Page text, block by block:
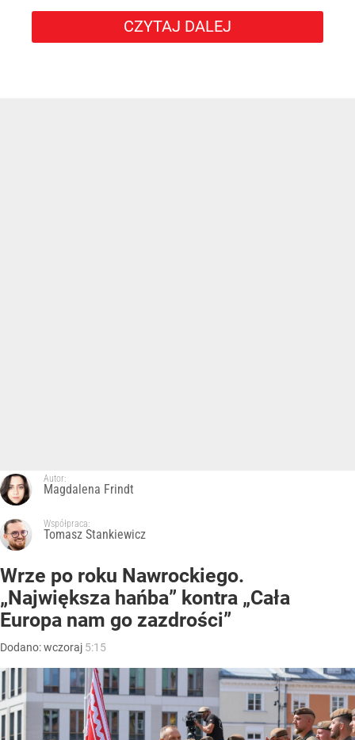
CZYTAJ DALEJ
Autor:
Magdalena Frindt
Współpraca:
Tomasz Stankiewicz
Wrze po roku Nawrockiego.
„Największa hańba” kontra „Cała
Europa nam go zazdrości”
Dodano:wczoraj 5:15